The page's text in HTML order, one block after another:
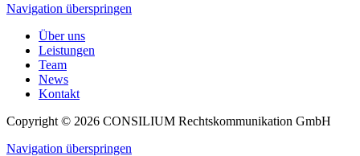
Navigation überspringen
Über uns
Leistungen
Team
News
Kontakt
Copyright © 2026 CONSILIUM Rechtskommunikation GmbH
Navigation überspringen